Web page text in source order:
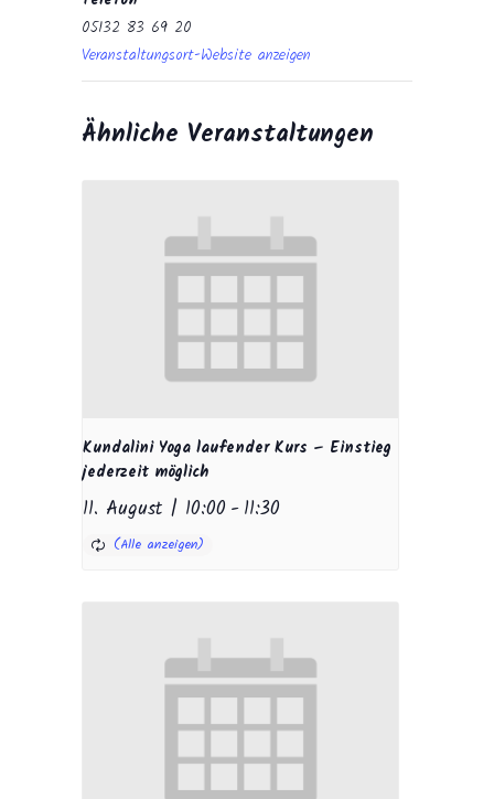
05132 83 69 20
Veranstaltungsort-Website anzeigen
Ähnliche Veranstaltungen
Kundalini Yoga laufender Kurs – Einstieg
jederzeit möglich
11. August | 10:00 -11:30